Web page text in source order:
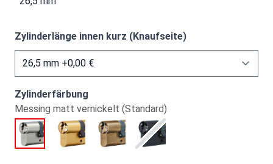
Zylinderlänge innen kurz (Knaufseite)
Zylinderfärbung
Messing matt vernickelt (Standard)